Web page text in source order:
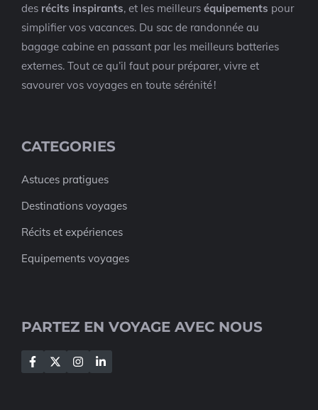
des récits inspirants, et les meilleurs équipements pour
simplifier vos vacances. Du sac de randonnée au
bagage cabine en passant par les meilleurs batteries
externes. Tout ce qu’il faut pour préparer, vivre et
savourer vos voyages en toute sérénité !
CATEGORIES
Astuces pratigues
Destinations voyages
Récits et expériences
Equipements voyages
PARTEZ EN VOYAGE AVEC NOUS